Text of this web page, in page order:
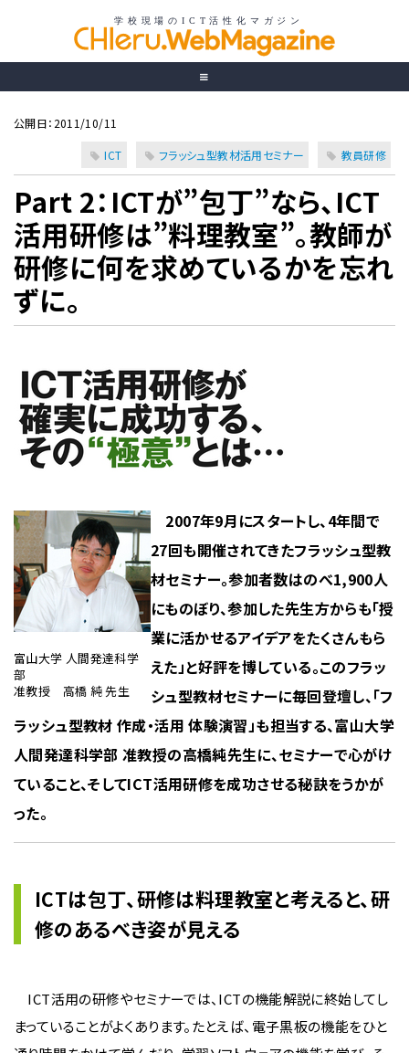
公開日：2011/10/11
ICT フラッシュ型教材活用セミナー 教員研修
Part 2：ICTが”包丁”なら、ICT
活用研修は”料理教室”。教師が
研修に何を求めているかを忘れ
ずに。
富山大学 人間発達科学
部
准教授 高橋 純 先生
2007年9月にスタートし、4年間で
27回も開催されてきたフラッシュ型教
材セミナー。参加者数はのべ1,900人
にものぼり、参加した先生方からも「授
業に活かせるアイデアをたくさんもら
えた」と好評を博している。このフラッ
シュ型教材セミナーに毎回登壇し、「フ
ラッシュ型教材 作成・活用 体験演習」も担当する、富山大学
人間発達科学部 准教授の高橋純先生に、セミナーで心がけ
ていること、そしてICT活用研修を成功させる秘訣をうかが
った。
ICTは包丁、研修は料理教室と考えると、研
修のあるべき姿が見える
ICT活用の研修やセミナーでは、ICTの機能解説に終始してし
まっていることがよくあります。たとえば、電子黒板の機能をひと